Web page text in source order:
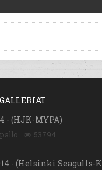
- (HJK-MYPA)
53794
- (Helsinki Seagulls-